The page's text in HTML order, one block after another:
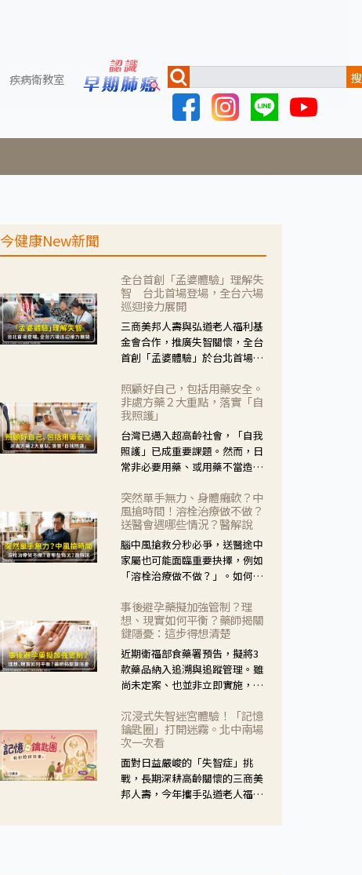
疾病衛教室
今健康New新聞
全台首創「孟婆體驗」理解失
智 台北首場登場，全台六場
巡迴接力展開
三商美邦人壽與弘道老人福利基
金會合作，推廣失智關懷，全台
首創「孟婆體驗」於台北首場實
模式，用結合情境互動等豐富活
動，將抽象的失智轉化為可感
受、可討論的生活情境，並引導
民眾在家人開始出現改變時，以
理解取代責備、以耐心回應不
安。
照顧好自己，包括用藥安全。
非處方藥２大重點，落實「自
我照護」
台灣已邁入超高齡社會，「自我
照護」已成重要課題。然而，日
常非必要用藥、或用藥不當造成
在重要。社團法人台灣自我照護
產業協會 提出「非處方藥正確使
用」與「藥師給力」，鼓勵民眾
建立安全且正確的自我照護習
慣。
突然單手無力、身體癱軟？中
風搶時間！溶栓治療做不做？
送醫會遇哪些情況？醫解說
腦中風搶救分秒必爭，送醫途中
家屬也可能面臨重要抉擇，例如
「溶栓治療做不做？」。如何搶
會理事長陳龍醫師解說！
事後避孕藥擬加強管制？理
想、現實如何平衡？藥師揭關
鍵隱憂：這步得想清楚
近期衛福部食藥署預告，擬將3
款藥品納入追溯與追蹤管理。雖
尚未定案、也並非立即實施，不
人杰藥師表示，這三款藥物目
的、作用、風險各有不同，管制
與否所帶來的後許影響也不同，
可先了解其特性。
沉浸式失智迷宮體驗！「記憶
鑰匙圈」打開迷霧。北中南場
次一次看
面對日益嚴峻的「失智症」挑
戰，長期深耕高齡關懷的三商美
邦人壽，今年攜手弘道老人福利